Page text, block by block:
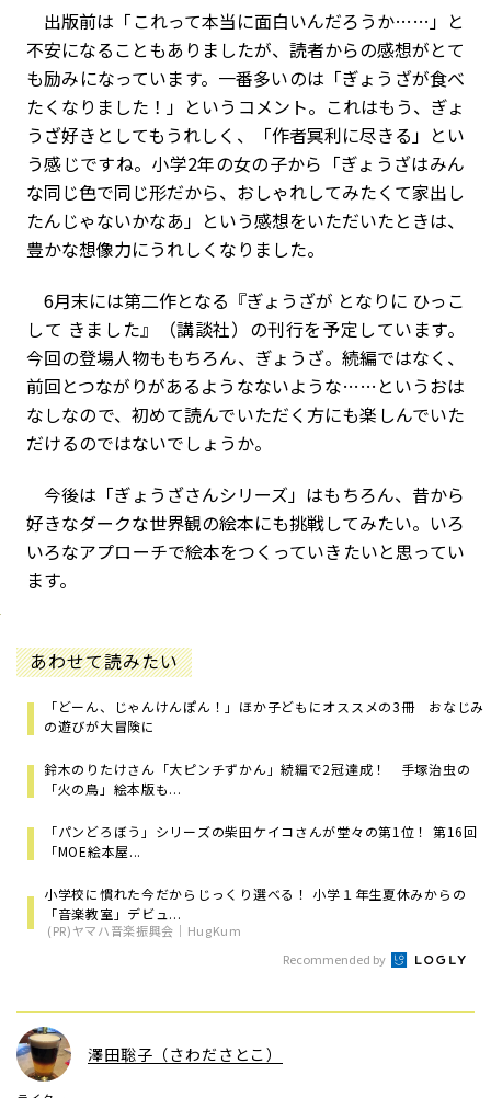
出版前は「これって本当に面白いんだろうか……」と
不安になることもありましたが、読者からの感想がとて
も励みになっています。一番多いのは「ぎょうざが食べ
たくなりました！」というコメント。これはもう、ぎょ
うざ好きとしてもうれしく、「作者冥利に尽きる」とい
う感じですね。小学2年の女の子から「ぎょうざはみん
な同じ色で同じ形だから、おしゃれしてみたくて家出し
たんじゃないかなあ」という感想をいただいたときは、
豊かな想像力にうれしくなりました。
6月末には第二作となる『ぎょうざが となりに ひっこ
して きました』（講談社）の刊行を予定しています。
今回の登場人物ももちろん、ぎょうざ。続編ではなく、
前回とつながりがあるようなないような……というおは
なしなので、初めて読んでいただく方にも楽しんでいた
だけるのではないでしょうか。
今後は「ぎょうざさんシリーズ」はもちろん、昔から
好きなダークな世界観の絵本にも挑戦してみたい。いろ
いろなアプローチで絵本をつくっていきたいと思ってい
ます。
あわせて読みたい
「どーん、じゃんけんぽん！」ほか子どもにオススメの3冊 おなじみ
の遊びが大冒険に
鈴木のりたけさん「大ピンチずかん」続編で2冠達成！ 手塚治虫の
「火の鳥」絵本版も...
「パンどろぼう」シリーズの柴田ケイコさんが堂々の第1位！ 第16回
「MOE絵本屋...
小学校に慣れた今だからじっくり選べる！ 小学１年生夏休みからの
「音楽教室」デビュ...
(PR)ヤマハ音楽振興会｜HugKum
Recommended by
澤田聡子（さわださとこ）